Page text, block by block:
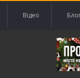
Відео